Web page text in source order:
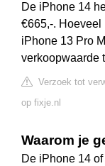
De iPhone 14
€665,-.
iPhone 13 Pro
verkoopwaarde
Verzoek tot
op fixje.nl
Waarom je
De iPhone 14